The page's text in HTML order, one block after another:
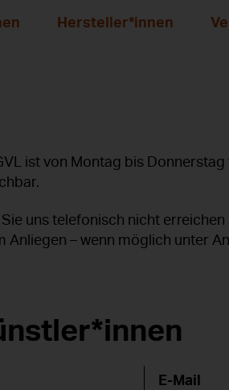
Hersteller*innen
ist von Montag bis Donnerstag
Sie uns telefonisch nicht
Anliegen – wenn möglich unter
E-Mail